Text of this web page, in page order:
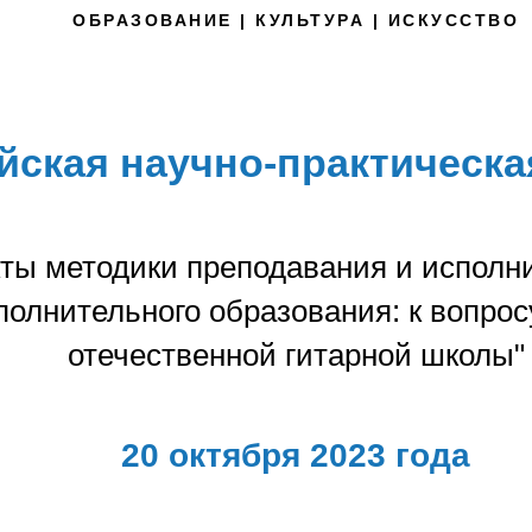
ОБРАЗОВАНИЕ | КУЛЬТУРА | ИСКУССТВО
научно-
методики преподавания и
образования: к
отечественной гитарной школы"
20 октября 2023 года